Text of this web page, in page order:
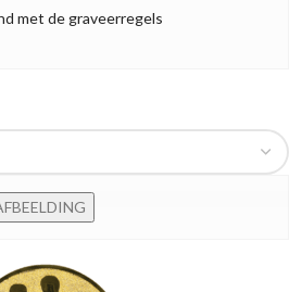
met de graveerregels